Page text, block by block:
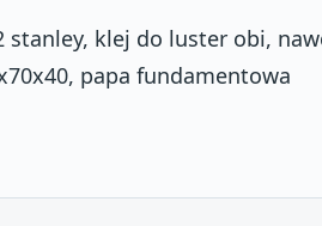
stanley, klej do luster obi,
papa fundamentowa